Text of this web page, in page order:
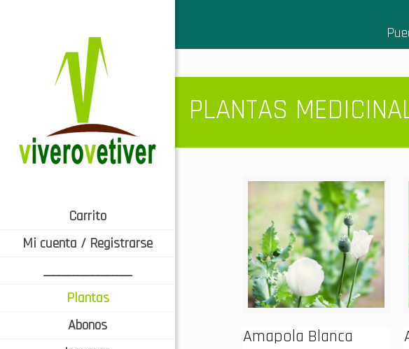
Carrito
Mi cuenta / Registrarse
__________________
Plantas
Abonos
plantas medicinales
PLANTAS
Amapola Blanca